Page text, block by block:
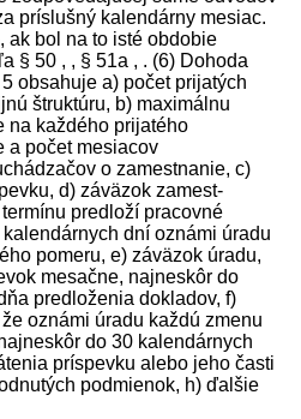
príslušný kalendárny mesiac.
ak bol na to isté obdobie
§ 50 , , § 51a , . (6) Dohoda
obsahuje a) počet prijatých
štruktúru, b) maximálnu
na každého prijatého
a počet mesiacov
o zamestnanie, c)
d) záväzok zamest­
pred­loží pracovné
dní oznámi úradu
pomeru, e) záväzok úradu,
mesačne, najneskôr do
pred­loženia dokladov, f)
oznámi úradu každú zmenu
do 30 kalendárnych
príspevku alebo jeho časti
podmienok, h) ďalšie